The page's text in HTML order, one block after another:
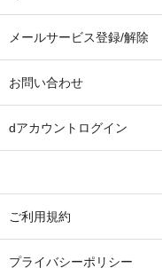
メールサービス登録/解除
お問い合わせ
dアカウントログイン
ご利用規約
プライバシーポリシー